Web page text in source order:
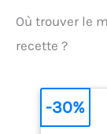
Où trouver le
recette ?
-30%